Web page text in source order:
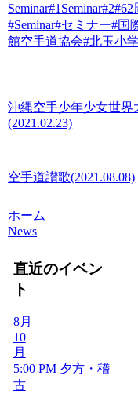
#Seminar#セミナー#
館空手道協会#北玉小
沖縄空手少年少女世界
(2021.02.23)
空手道讃歌(2021.08.08)
ホーム
News
直近のイベン
ト
8月
10
月
5:00 PM 夕方・稽
古